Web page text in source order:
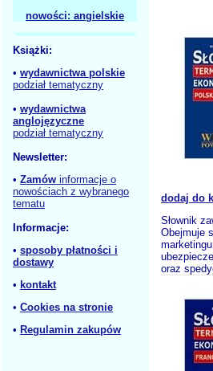
nowości: angielskie
Książki:
• wydawnictwa polskie
podział tematyczny
• wydawnictwa
anglojęzyczne
podział tematyczny
Newsletter:
• Zamów informacje o
nowościach z wybranego
tematu
Informacje:
• sposoby płatności i
dostawy
• kontakt
• Cookies na stronie
• Regulamin zakupów
dodaj do
Słownik
Obejmuje
oraz